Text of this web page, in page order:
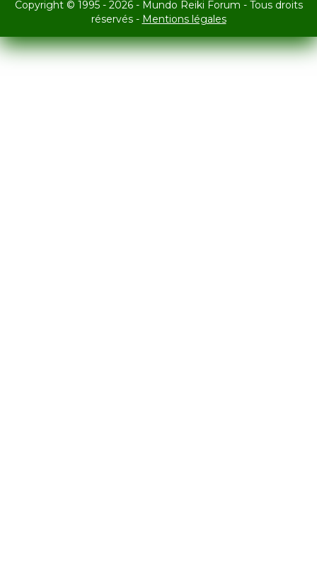
Copyright © 1995 - 2026 - Mundo Reiki Forum - Tous droits
réservés - Mentions légales